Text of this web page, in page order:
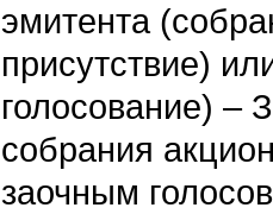
эмитента
присутствие)
голосование) –
собрания
заочным